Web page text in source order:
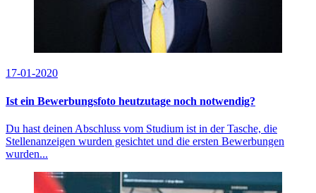
17-01-2020
Ist ein Bewerbungsfoto heutzutage noch notwendig?
Du hast deinen Abschluss vom Studium ist in der Tasche, die
Stellenanzeigen wurden gesichtet und die ersten Bewerbungen
wurden...